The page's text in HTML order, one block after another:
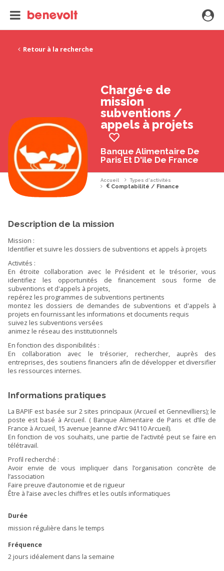
Retour à la recherche
Chargé·e de
mission
subventions /
appels à projets
Banque Alimentaire De
Paris Et D'ile De France
Accueil Types d'activités
Comptabilité / Finance
Description de la mission
Mission :
Identifier et suivre les dossiers de subventions et appels à projets
Activités :
En étroite collaboration avec le Président et le trésorier, vous
identifiez les opportunités de financement sous forme de
subventions et d'appels à projets,
repérez les programmes de subventions pertinents
montez les dossiers de demandes de subventions et d'appels à
projets en fournissant les informations et documents requis
suivez les subventions versées
animez le réseau des institutionnels
En fonction des disponibilités :
En collaboration avec le trésorier, rechercher, auprès des
entreprises, des soutiens financiers afin de développer et diversifier
les ressources internes.
Informations pratiques
La BAPIF est basée sur 2 sites principaux (Arcueil et Gennevilliers); le
poste est basé à Arcueil. ( Banque Alimentaire de Paris et d’Ile de
France à Arcueil, 15 avenue Jeanne d’Arc 94110 Arcueil).
En fonction de vos souhaits, une partie de l’activité peut se faire en
télétravail.
Profil recherché :
Avoir envie de vous impliquer dans l’organisation concrète de
l’association
Faire preuve d’autonomie et de rigueur
Être à l’aise avec les chiffres et les outils informatiques
Durée
mission régulière dans le temps
Fréquence
2 jours idéalement dans la semaine